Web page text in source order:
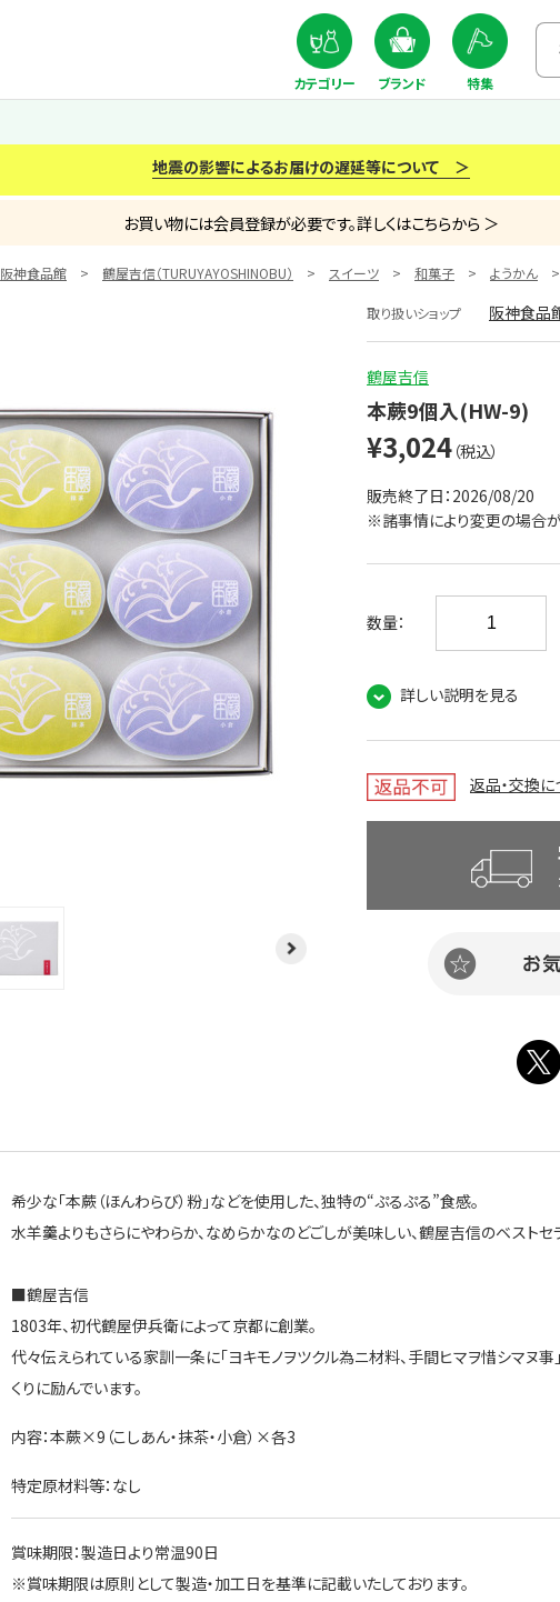
カテゴリー ブランド 特集
地震の影響によるお届けの遅延等について ＞
お買い物には会員登録が必要です。詳しくはこちらから ＞
阪神食品館 鶴屋吉信（TURUYAYOSHINOBU） スイーツ 和菓子 ようかん
取り扱いショップ 阪神食品
鶴屋吉信
本蕨9個入(HW-9)
¥3,024 （税込）
販売終了日：2026/08/20
※諸事情により変更の場合が
数量：
詳しい説明を見る
返品・交換に
希少な「本蕨（ほんわらび）粉」などを使用した、独特の“ぷるぷる”食感。
水羊羹よりもさらにやわらか、なめらかなのどごしが美味しい、鶴屋吉信のベストセ
■鶴屋吉信
1803年、初代鶴屋伊兵衛によって京都に創業。
代々伝えられている家訓一条に「ヨキモノヲツクル為ニ材料、手間ヒマヲ惜シマヌ
くりに励んでいます。
内容：本蕨×9（こしあん・抹茶・小倉）×各3
特定原材料等：なし
賞味期限：製造日より常温90日
※賞味期限は原則として製造・加工日を基準に記載いたしております。